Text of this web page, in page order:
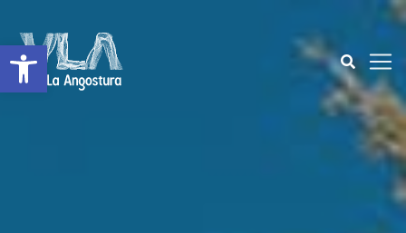
Open toolbar